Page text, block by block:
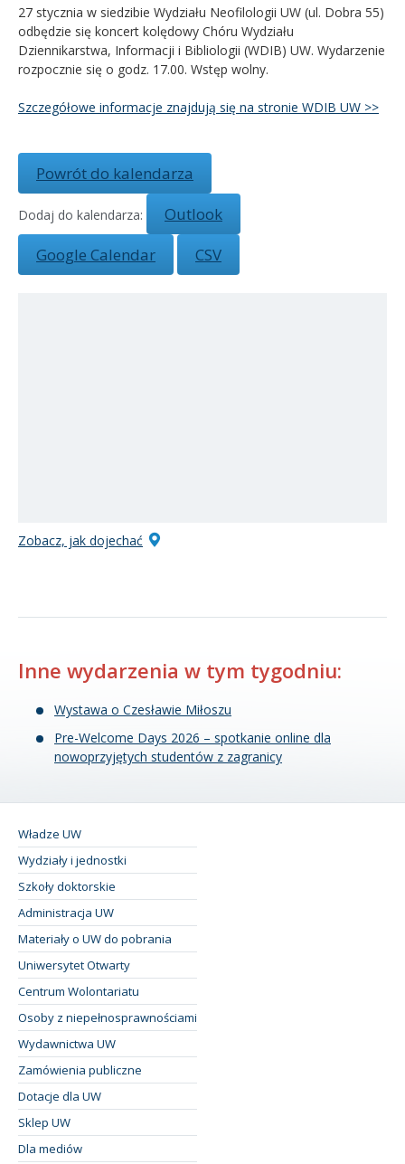
Kandydat
Absolwent
27 stycznia w siedzibie Wydziału Neofilologii UW (ul. Dobra 55)
odbędzie się koncert kolędowy Chóru Wydziału
Dziennikarstwa, Informacji i Bibliologii (WDIB) UW. Wydarzenie
rozpocznie się o godz. 17.00. Wstęp wolny.
Szczegółowe informacje znajdują się na stronie WDIB UW >>
Powrót do kalendarza
Dodaj do kalendarza:
Outlook
Google Calendar
CSV
Zobacz, jak dojechać
Inne wydarzenia w tym tygodniu:
Wystawa o Czesławie Miłoszu
Pre-Welcome Days 2026 – spotkanie online dla
nowoprzyjętych studentów z zagranicy
Władze UW
Wydziały i jednostki
Szkoły doktorskie
Administracja UW
Materiały o UW do pobrania
Uniwersytet Otwarty
Centrum Wolontariatu
Osoby z niepełnosprawnościami
Wydawnictwa UW
Zamówienia publiczne
Dotacje dla UW
Sklep UW
Dla mediów